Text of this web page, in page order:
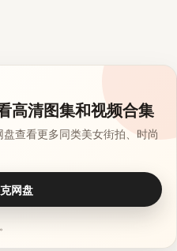
高清图集和视频合集
查看更多同类美女街拍、时尚
网盘